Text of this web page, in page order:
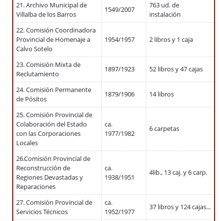
21. Archivo Municipal de
Villalba de los Barros
1549/2007
763 ud. de
instalación
22. Comisión Coordinadora
Provincial de Homenaje a
Calvo Sotelo
1954/1957 2 libros y 1 caja
23. Comisión Mixta de
Reclutamiento
1897/1923 52 libros y 47 cajas
24. Comisión Permanente
de Pósitos
1879/1906 14 libros
25. Comisión Provincial de
Colaboración del Estado
con las Corporaciones
Locales
ca.
1977/1982
6 carpetas
26.Comisión Provincial de
Reconstrucción de
Regiones Devastadas y
Reparaciones
ca.
1938/1951
4lib., 13 caj. y 6 carp.
27. Comisión Provincial de
Servicios Técnicos
ca.
1952/1977
37 libros y 124 cajas...